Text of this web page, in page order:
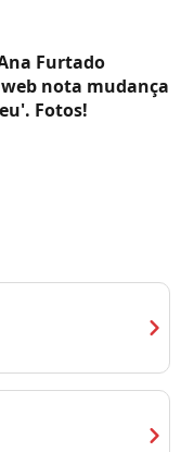
Furtado
nota mudança
Fotos!
chevron_right
chevron_right